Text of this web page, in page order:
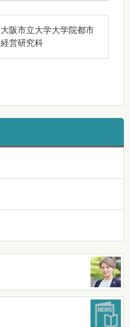
大阪市立大学大学院都市
経営研究科